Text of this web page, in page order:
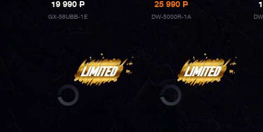
19 990P
GX-56UBB-1E
25 990P
DW-5000R-1A